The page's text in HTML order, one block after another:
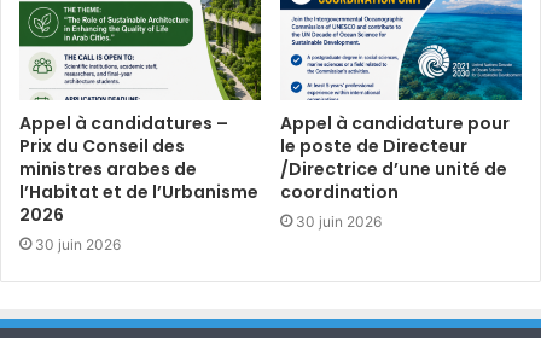
Appel à candidatures –
Prix du Conseil des
ministres arabes de
l’Habitat et de l’Urbanisme
2026
30 juin 2026
Appel à candidature pour
le poste de Directeur
/Directrice d’une unité de
coordination
30 juin 2026